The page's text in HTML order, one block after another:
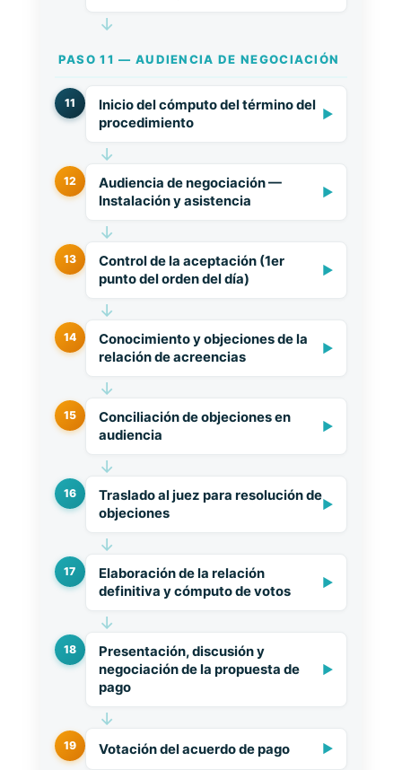
↓
PASO 11 — AUDIENCIA DE NEGOCIACIÓN
11
Inicio del cómputo del término del
procedimiento
▶
↓
12
Audiencia de negociación —
Instalación y asistencia
▶
↓
13
Control de la aceptación (1er
punto del orden del día)
▶
↓
14
Conocimiento y objeciones de la
relación de acreencias
▶
↓
15
Conciliación de objeciones en
audiencia
▶
↓
16
Traslado al juez para resolución de
objeciones
▶
↓
17
Elaboración de la relación
definitiva y cómputo de votos
▶
↓
18
Presentación, discusión y
negociación de la propuesta de
pago
▶
↓
19 Votación del acuerdo de pago ▶